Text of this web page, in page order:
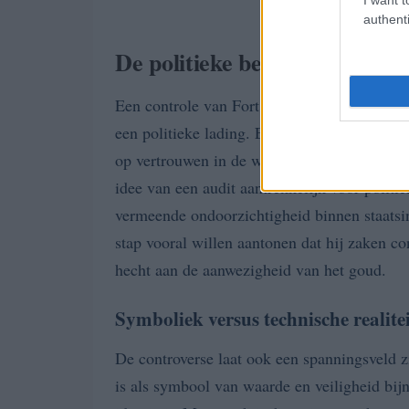
De politieke betekenis van
Een controle van Fort Knox heeft niet
een politieke lading. Een overheid die kiest
op vertrouwen in de wisselkoersstabiliteit
idee van een audit aantrekkelijk voor
vermeende ondoorzichtigheid binnen
stap vooral willen aantonen dat hij zaken
hecht aan de aanwezigheid van het goud.
Symboliek versus technische
De controverse laat ook een
is als symbool van waarde en veiligheid